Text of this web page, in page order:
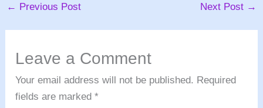
← Previous Post Next Post →
Leave a Comment
Your email address will not be published. Required
fields are marked*